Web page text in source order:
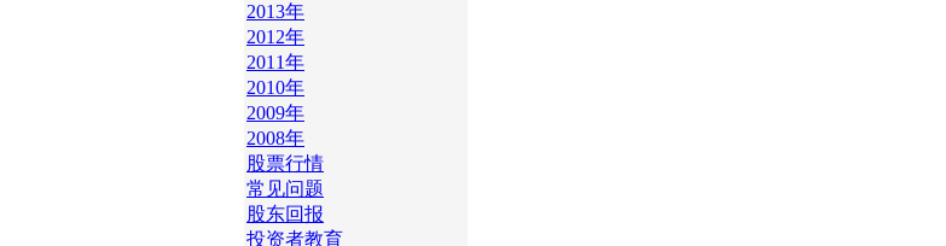
2013年
2012年
2011年
2010年
2009年
2008年
股票行情
常见问题
股东回报
投资者教育